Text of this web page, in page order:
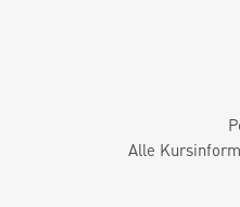
Alle